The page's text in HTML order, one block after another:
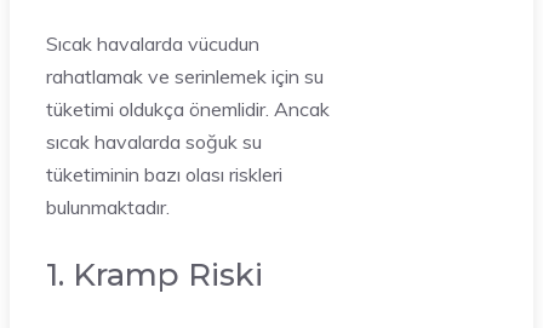
Sıcak havalarda vücudun
rahatlamak ve serinlemek için su
tüketimi oldukça önemlidir. Ancak
sıcak havalarda soğuk su
tüketiminin bazı olası riskleri
bulunmaktadır.
1. Kramp Riski